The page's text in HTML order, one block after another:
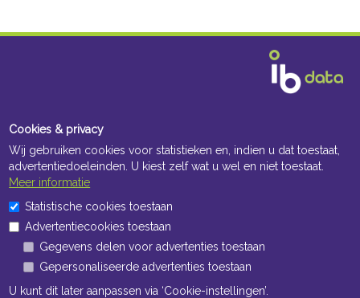
Openingstijden Kantoor
ma t/m vr 8:30 uur tot 17:00 uur
Openingstijden Magazijn
Cookies & privacy
Wij gebruiken cookies voor statistieken en, indien u dat toestaat,
advertentiedoeleinden. U kiest zelf wat u wel en niet toestaat.
Meer informatie
Statistische cookies toestaan
Advertentiecookies toestaan
Gegevens delen voor advertenties toestaan
Gepersonaliseerde advertenties toestaan
U kunt dit later aanpassen via ‘Cookie-instellingen’.